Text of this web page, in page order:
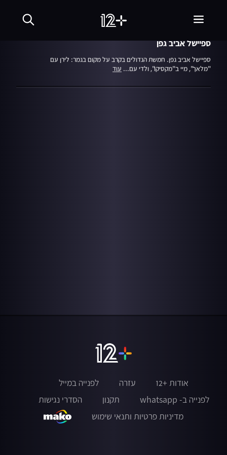
כוכב נולד
ספיישל אביב גפן
ספיישל אביב גפן. חמשת הגדולים בקרב על מקום בגמר: לירן עם
"מלאך", מיי ב"מקסיקו", ולדי עם... עוד
אודות +12 עזרה
לפנייה במייל
לפנייה ב- whatsapp
תקנון
הסדרי נגישות
מדיניות פרטיות ותנאי שימוש